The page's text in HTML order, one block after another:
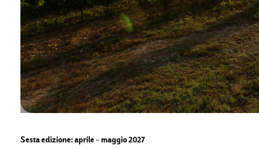
Sesta edizione: aprile – maggio 2027